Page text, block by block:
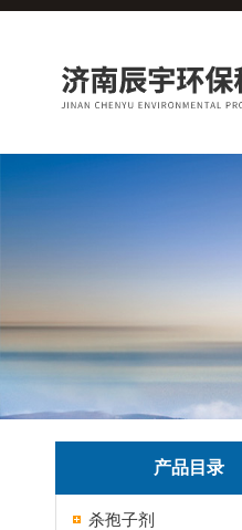
产品目录
杀孢子剂